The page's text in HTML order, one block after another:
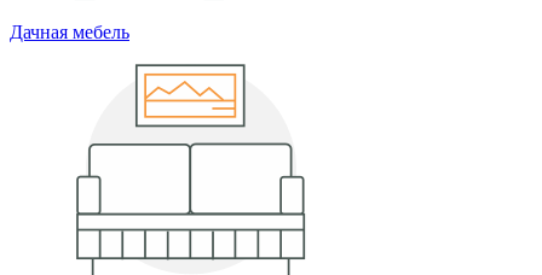
Дачная мебель